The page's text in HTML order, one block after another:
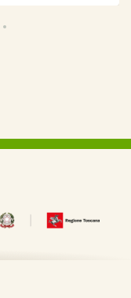
di Cristo nel
giornata di Santa Lucia
luce. La
del nord Italia, tra
nelle regioni
ed in Sicilia. Inoltre, nelle